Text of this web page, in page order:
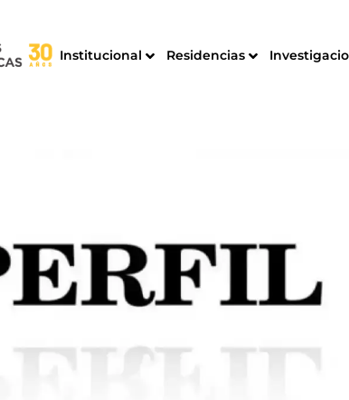
Institucional Residencias